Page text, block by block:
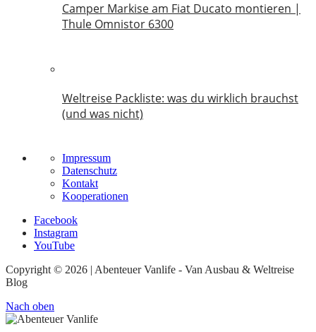
Camper Markise am Fiat Ducato montieren |
Thule Omnistor 6300
Weltreise Packliste: was du wirklich brauchst
(und was nicht)
Impressum
Datenschutz
Kontakt
Kooperationen
Facebook
Instagram
YouTube
Copyright © 2026 | Abenteuer Vanlife - Van Ausbau & Weltreise
Blog
Nach oben